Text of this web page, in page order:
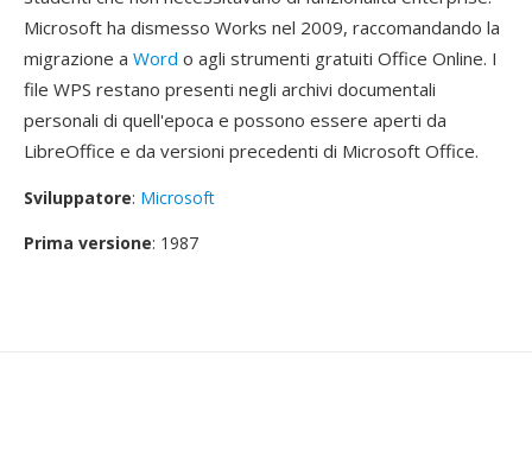
Microsoft ha dismesso Works nel 2009, raccomandando la
migrazione a Word o agli strumenti gratuiti Office Online. I
file WPS restano presenti negli archivi documentali
personali di quell'epoca e possono essere aperti da
LibreOffice e da versioni precedenti di Microsoft Office.
Sviluppatore: Microsoft
Prima versione: 1987